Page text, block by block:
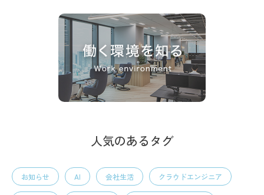
人気のあるタグ
お知らせ AI 会社生活 クラウドエンジニア